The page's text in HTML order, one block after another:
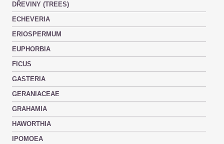
DŘEVINY (TREES)
ECHEVERIA
ERIOSPERMUM
EUPHORBIA
FICUS
GASTERIA
GERANIACEAE
GRAHAMIA
HAWORTHIA
IPOMOEA